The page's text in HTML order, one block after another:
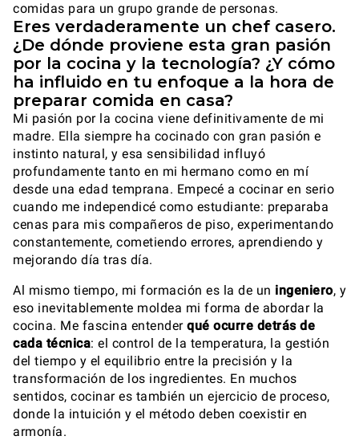
comidas para un grupo grande de personas.
Eres verdaderamente un chef casero.
¿De dónde proviene esta gran pasión
por la cocina y la tecnología? ¿Y cómo
ha influido en tu enfoque a la hora de
preparar comida en casa?
Mi pasión por la cocina viene definitivamente de mi
madre. Ella siempre ha cocinado con gran pasión e
instinto natural, y esa sensibilidad influyó
profundamente tanto en mi hermano como en mí
desde una edad temprana. Empecé a cocinar en serio
cuando me independicé como estudiante: preparaba
cenas para mis compañeros de piso, experimentando
constantemente, cometiendo errores, aprendiendo y
mejorando día tras día.
Al mismo tiempo, mi formación es la de un ingeniero, y
eso inevitablemente moldea mi forma de abordar la
cocina. Me fascina entender qué ocurre detrás de
cada técnica: el control de la temperatura, la gestión
del tiempo y el equilibrio entre la precisión y la
transformación de los ingredientes. En muchos
sentidos, cocinar es también un ejercicio de proceso,
donde la intuición y el método deben coexistir en
armonía.